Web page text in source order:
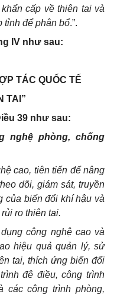
cấp về thiên tai và
tỉnh để phân bổ.”.
IV như sau:
TÁC QUỐC TẾ
TAI”
39 như sau:
nghệ phòng, chống
cao, tiên tiến để nâng
dõi, giám sát, truyền
của biến đổi khí hậu và
ro thiên tai.
công nghệ cao và
hiệu quả quản lý, sử
tai, thích ứng biến đổi
đê điều, công trình
các công trình phòng,